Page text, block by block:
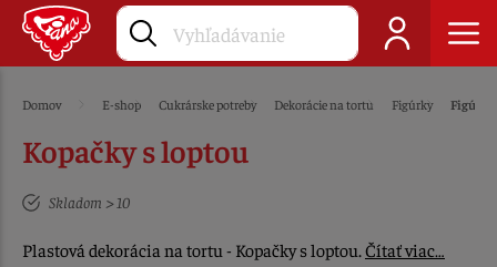
Domov E-shop Cukrárske potreby Dekorácie na tortu Figúrky
Kopačky s loptou
Skladom > 10
Plastová dekorácia na tortu - Kopačky s loptou.Čítať viac…